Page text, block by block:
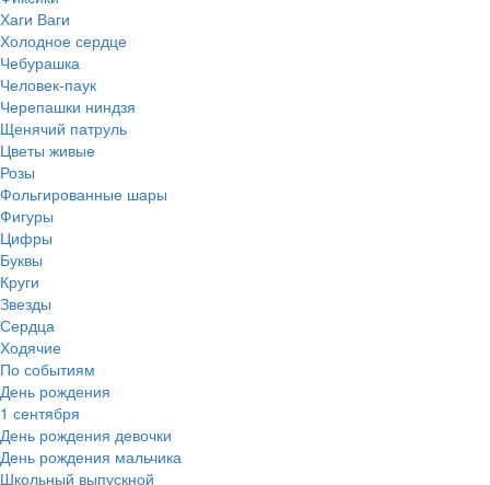
Хаги Ваги
Холодное сердце
Чебурашка
Человек-паук
Черепашки ниндзя
Щенячий патруль
Цветы живые
Розы
Фольгированные шары
Фигуры
Цифры
Буквы
Круги
Звезды
Сердца
Ходячие
По событиям
День рождения
1 сентября
День рождения девочки
День рождения мальчика
Школьный выпускной